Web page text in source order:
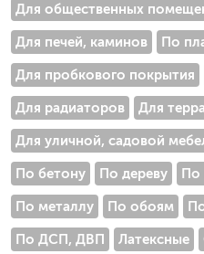
Для общественных
Для печей, каминов По
Для пробкового покрытия
Для радиаторов Для
Для уличной, садовой
По бетону По дереву По
По металлу По обоям
По ДСП, ДВП Латексные